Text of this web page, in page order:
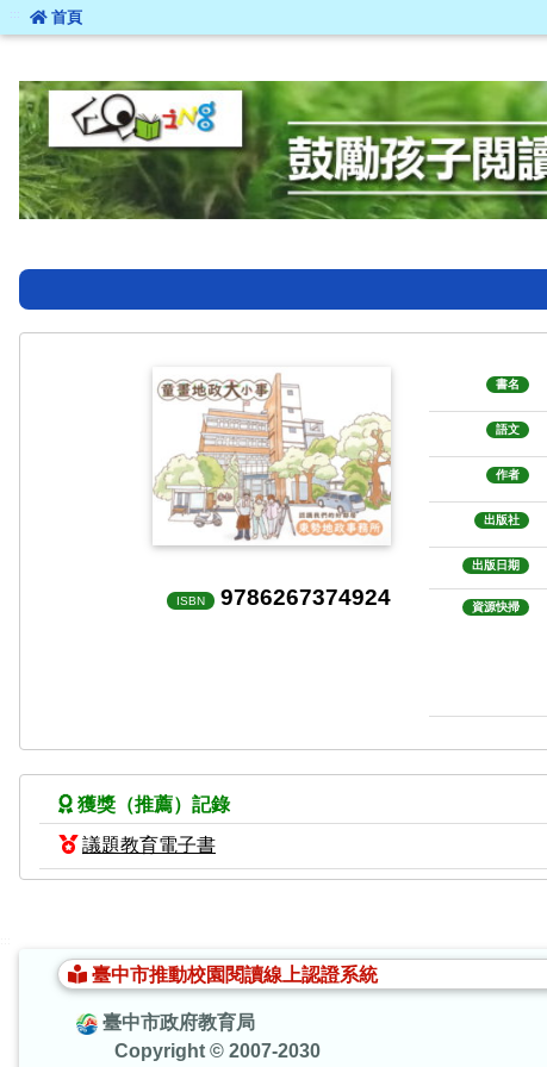
::: 首頁
ISBN 9786267374924
書名
語文
作者
出版社
出版日期
資源快掃
獲獎（推薦）記錄
議題教育電子書
臺中市推動校園閱讀線上認證系統
臺中市政府教育局
Copyright © 2007-2030